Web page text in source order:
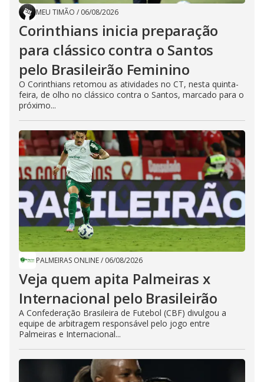
MEU TIMÃO / 06/08/2026
Corinthians inicia preparação
para clássico contra o Santos
pelo Brasileirão Feminino
O Corinthians retomou as atividades no CT, nesta quinta-
feira, de olho no clássico contra o Santos, marcado para o
próximo...
PALMEIRAS ONLINE/ 06/08/2026
Veja quem apita Palmeiras x
Internacional pelo Brasileirão
A Confederação Brasileira de Futebol (CBF) divulgou a
equipe de arbitragem responsável pelo jogo entre
Palmeiras e Internacional...